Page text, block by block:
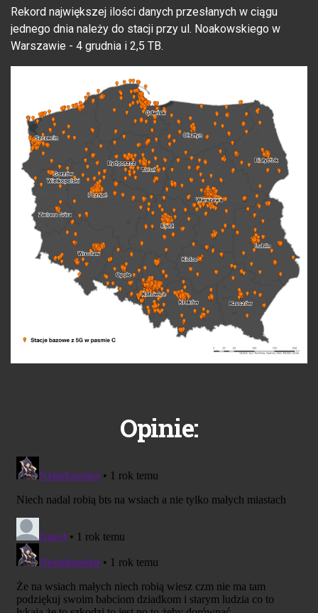
Rekord największej ilości danych przesłanych w ciągu
jednego dnia należy do stacji przy ul. Noakowskiego w
Warszawie - 4 grudnia i 2,5 TB.
Opinie: